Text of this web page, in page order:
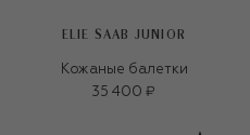
ELIE SAAB JUNIOR
Кожаные балетки
35 400 ₽